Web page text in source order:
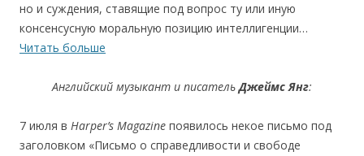
но и суждения, ставящие под вопрос ту или иную
консенсусную моральную позицию интеллигенции…
Читать больше
Английский музыкант и писатель Джеймс Янг:
7 июля в Harper’s Magazine появилось некое письмо под
заголовком «Письмо о справедливости и свободе